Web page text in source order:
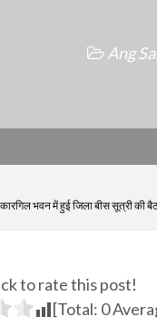
Ang
भवन में हुई जिला बीस सूत्री की
to rate this post!
[Total: 0